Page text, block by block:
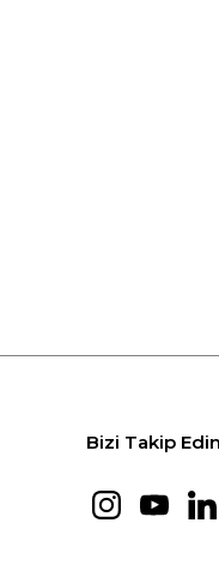
Bizi Takip Edin